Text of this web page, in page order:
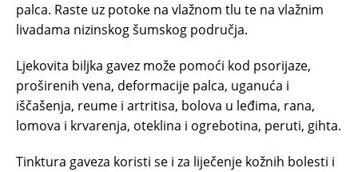
palca. Raste uz potoke na vlažnom tlu te na vlažnim
livadama nizinskog šumskog područja.
Ljekovita biljka gavez može pomoći kod psorijaze,
proširenih vena, deformacije palca, uganuća i
iščašenja, reume i artritisa, bolova u leđima, rana,
lomova i krvarenja, oteklina i ogrebotina, peruti, gihta.
Tinktura gaveza koristi se i za liječenje kožnih bolesti i